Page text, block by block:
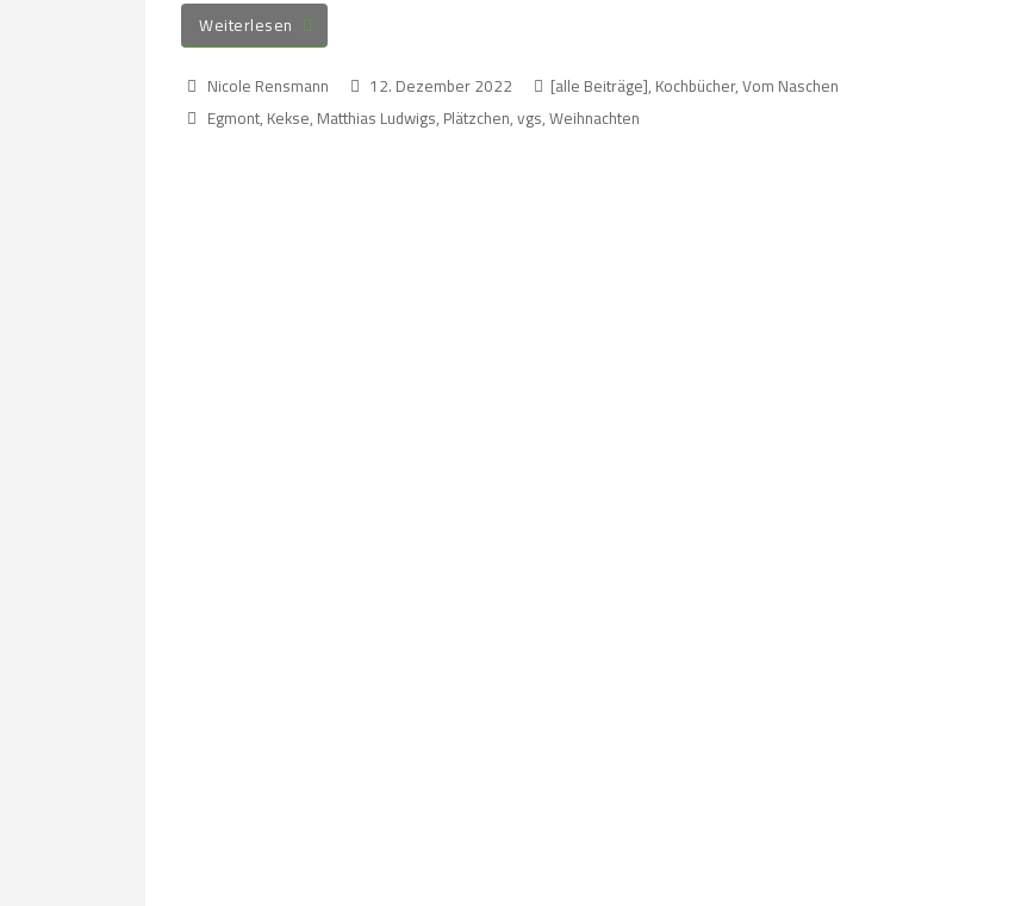
Weiterlesen
Nicole Rensmann 12. Dezember 2022 [alle Beiträge], Kochbücher, Vom Naschen
Egmont, Kekse, Matthias Ludwigs, Plätzchen,vgs,Weihnachten